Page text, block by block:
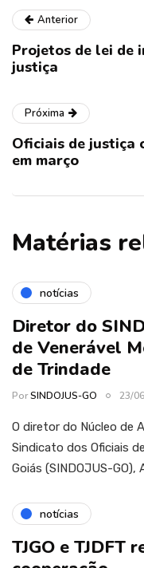
Anterior
Projetos de lei de
justiça
Próxima
Oficiais de justiça
em março
Matérias
notícias
Diretor do
de Venerável
de Trindade
PorSINDOJUS-GO 23/
O diretor do Núcleo de
Sindicato dos Oficiais
Goiás (SINDOJUS-GO),
notícias
TJGO e TJDFT